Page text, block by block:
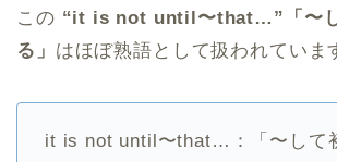
この “it is not until〜that…”「〜
る」 はほぼ熟語として扱われていま
it is not until〜that…：「〜して